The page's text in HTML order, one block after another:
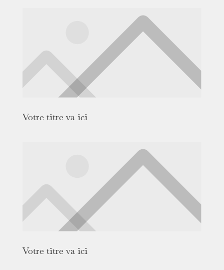
Votre titre va ici
Votre titre va ici